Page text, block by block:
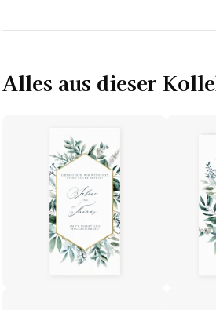
Alles aus dieser